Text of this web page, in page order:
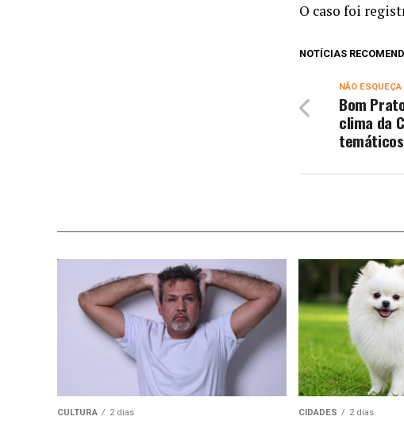
O caso foi
NOTÍCIAS
NÃO ESQUEÇA
Bom
clima da
temáticos
CULTURA 2 dias CIDADES 2 dias